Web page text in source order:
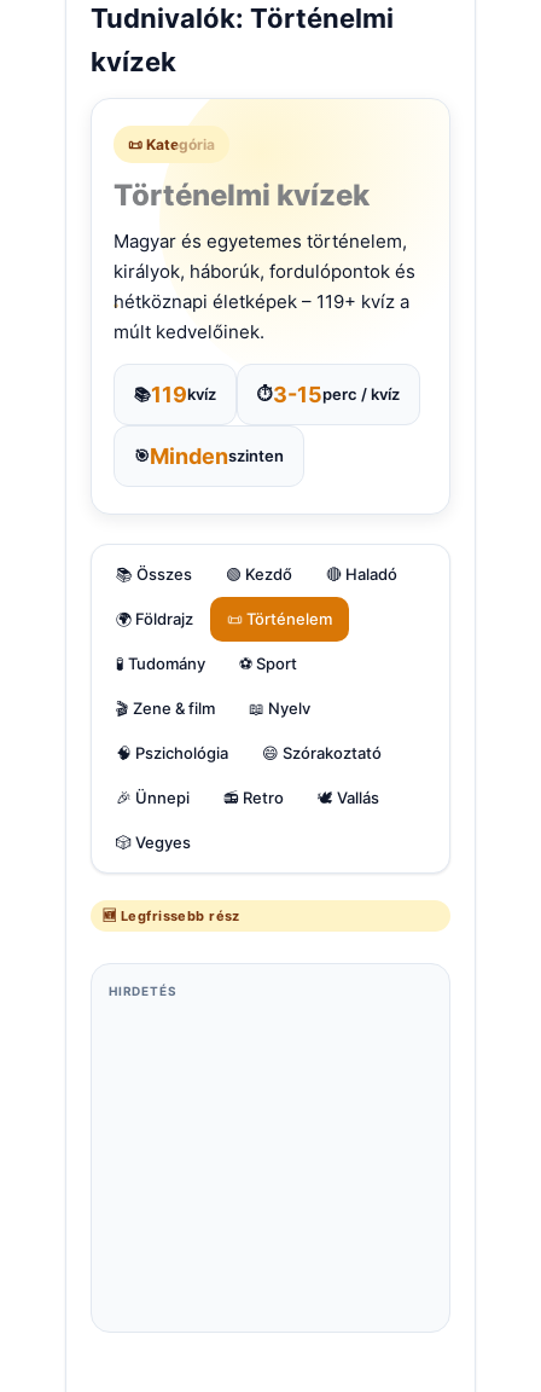
Tudnivalók: Történelmi
kvízek
📜 Kategória
Történelmi kvízek
Magyar és egyetemes történelem,
királyok, háborúk, fordulópontok és
hétköznapi életképek – 119+ kvíz a
múlt kedvelőinek.
📚119kvíz ⏱️3-15perc / kvíz
🎯Mindenszinten
📚 Összes 🟢 Kezdő 🔴 Haladó
🌍 Földrajz 📜 Történelem
🧪 Tudomány ⚽ Sport
🎬 Zene & film 📖 Nyelv
🧠 Pszichológia 😄 Szórakoztató
🎉 Ünnepi 📻 Retro 🕊️ Vallás
🎲 Vegyes
🆕 Legfrissebb rész
HIRDETÉS